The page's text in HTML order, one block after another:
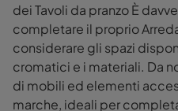
dei Tavoli da pranzo È
completare il proprio
considerare gli spazi
cromatici e i materiali. Da
di mobili ed elementi
marche, ideali per